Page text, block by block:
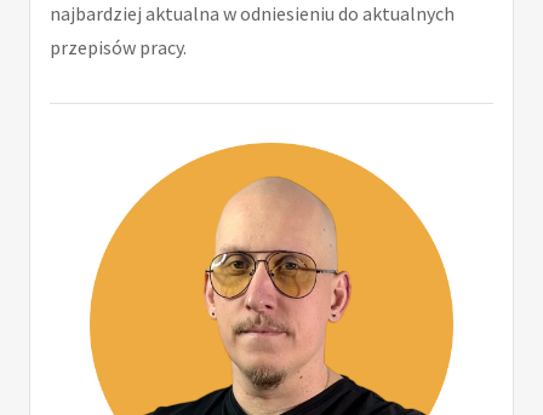
najbardziej aktualna w odniesieniu do aktualnych
przepisów pracy.